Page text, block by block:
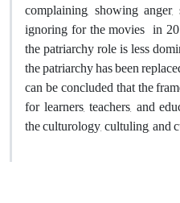
complaining, showing
ignoring for the movies in
the patriarchy role is less
the patriarchy has been
can be concluded that the
for learners, teachers, and
the culturology, cultuling, and